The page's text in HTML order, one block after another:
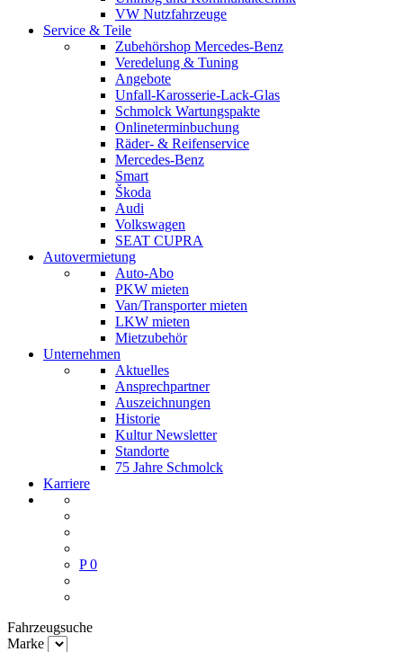
VW Nutzfahrzeuge
Service & Teile
Zubehörshop Mercedes-Benz
Veredelung & Tuning
Angebote
Unfall-Karosserie-Lack-Glas
Schmolck Wartungspakte
Onlineterminbuchung
Räder- & Reifenservice
Mercedes-Benz
Smart
Škoda
Audi
Volkswagen
SEAT CUPRA
Autovermietung
Auto-Abo
PKW mieten
Van/Transporter mieten
LKW mieten
Mietzubehör
Unternehmen
Aktuelles
Ansprechpartner
Auszeichnungen
Historie
Kultur Newsletter
Standorte
75 Jahre Schmolck
Karriere
P 0
Fahrzeugsuche
Marke